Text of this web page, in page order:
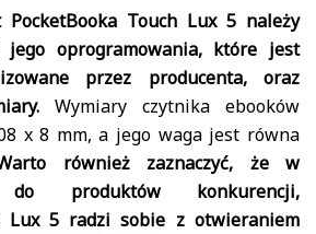
Touch Lux 5 należy
jego oprogramowania, które jest
przez producenta, oraz
Wymiary czytnika ebooków
x 8 mm, a jego waga jest równa
również zaznaczyć, że w
do produktów konkurencji,
Lux 5 radzi sobie z otwieraniem